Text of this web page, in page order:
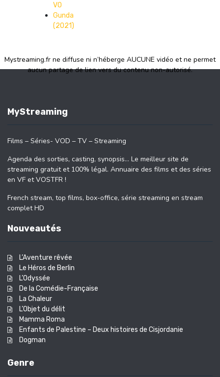
VO
Gunda
(2021)
Mystreaming.fr ne diffuse ni n’héberge AUCUNE vidéo et ne permet
aucun partage de lien vers du contenu non-autorisé.
MyStreaming
Films – Séries- VOD – TV – Streaming
Agenda des sorties, casting, synopsis… Le meilleur site de
streaming gratuit et 100% légal. Annuaire des films et des séries
en VF et VOSTFR !
French stream, top films, box-office, série streaming en stream
complet HD
Nouveautés
L’Aventure rêvée
Le Héros de Berlin
L’Odyssée
De la Comédie-Française
La Chaleur
L’Objet du délit
Mamma Roma
Enfants de Palestine – Deux histoires de Cisjordanie
Dogman
Genre